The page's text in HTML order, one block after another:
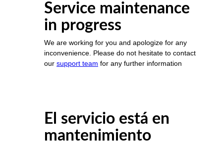
Service maintenance
in progress
We are working for you and apologize for any
inconvenience. Please do not hesitate to contact
our support team for any further information
El servicio está en
mantenimiento